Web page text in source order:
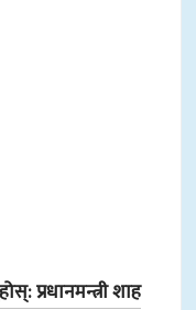
प्रधानमन्त्री शाह